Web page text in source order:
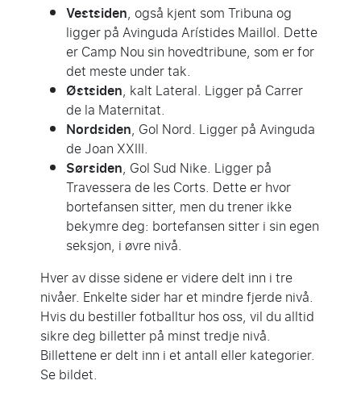
Vestsiden, også kjent som Tribuna og
ligger på Avinguda Arístides Maillol. Dette
er Camp Nou sin hovedtribune, som er for
det meste under tak.
Østsiden, kalt Lateral. Ligger på Carrer
de la Maternitat.
Nordsiden, Gol Nord. Ligger på Avinguda
de Joan XXIII.
Sørsiden, Gol Sud Nike. Ligger på
Travessera de les Corts. Dette er hvor
bortefansen sitter, men du trener ikke
bekymre deg: bortefansen sitter i sin egen
seksjon, i øvre nivå.
Hver av disse sidene er videre delt inn i tre
nivåer. Enkelte sider har et mindre fjerde nivå.
Hvis du bestiller fotballtur hos oss, vil du alltid
sikre deg billetter på minst tredje nivå.
Billettene er delt inn i et antall eller kategorier.
Se bildet.